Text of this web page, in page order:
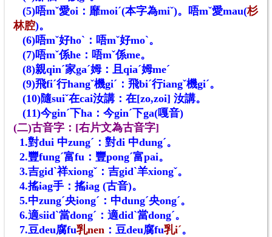
(5)唔mˇ愛oi：靡moiˊ(本字為miˇ)。 唔mˇ愛mau(杉
林腔)。
(6)唔mˇ好hoˋ：唔mˇ好moˋ。
(7)唔mˇ係he：唔mˇ係me。
(8)親qinˊ家gaˊ姆：且qiaˊ姆meˊ
(9)飛fiˊ行hangˇ機giˊ：飛biˊ行iangˇ機giˊ。
(10)隨suiˇ在cai汝講：在[zo,zoi] 汝講。
(11)今ginˊ下ha：今ginˊ下ga(嘎音)
(二)古音字：[右片文為古音字]
1.對dui 中zungˊ：對di 中dungˊ。
2.豐fungˊ富fu：豐pongˊ富pai。
3.吉gidˋ祥xiongˇ：吉gidˋ羊xiongˇ。
4.搖iag手：搖iag (古音)。
5.中zungˊ央iongˊ：中dungˊ央ongˊ。
6.適siidˋ當dongˊ：適didˋ當dongˊ。
7.豆deu腐fu乳nen ：豆deu腐fu乳iˊ。